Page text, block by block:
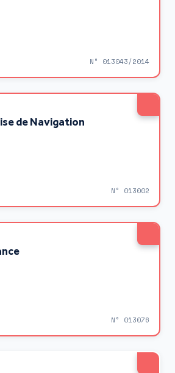
N° 013043/2014
de Navigation
N° 013002
N° 013076